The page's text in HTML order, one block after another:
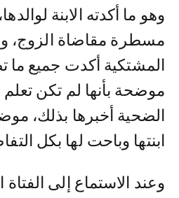
وهو ما أكدته الابنة
مسطرة مقاضاة الزوج،
المشتكية أكدت جميع ما
موضحة بأنها لم تكن تعلم
الضحية أخبرها بذلك،
ابنتها وباحت لها بكل
وعند الاستماع إلى